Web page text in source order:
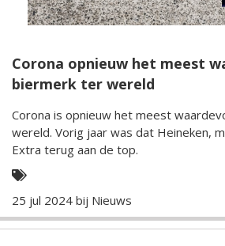
Corona opnieuw het meest
biermerk ter wereld
Corona is opnieuw het meest
wereld. Vorig jaar was dat Heineken,
Extra terug aan de top.
25 jul 2024 bij Nieuws